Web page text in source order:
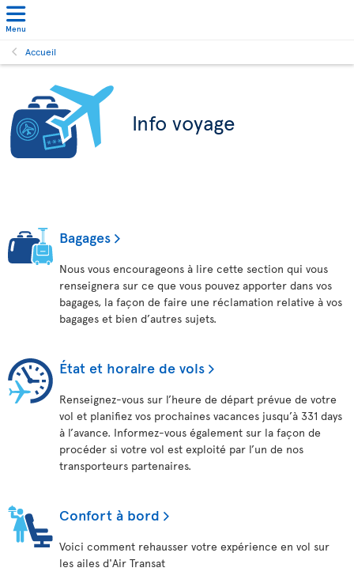
Menu
Accueil
Info voyage
Bagages
Nous vous encourageons à lire cette section qui vous
renseignera sur ce que vous pouvez apporter dans vos
bagages, la façon de faire une réclamation relative à vos
bagages et bien d’autres sujets.
État et horaire de vols
Renseignez-vous sur l’heure de départ prévue de votre
vol et planifiez vos prochaines vacances jusqu’à 331 days
à l’avance. Informez-vous également sur la façon de
procéder si votre vol est exploité par l’un de nos
transporteurs partenaires.
Confort à bord
Voici comment rehausser votre expérience en vol sur
les ailes d'Air Transat